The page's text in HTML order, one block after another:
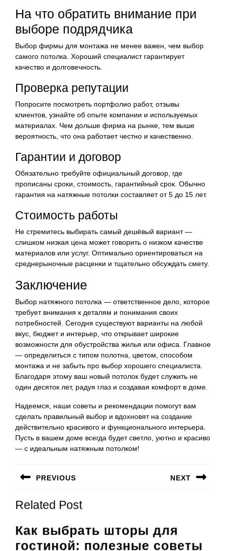
На что обратить внимание при
выборе подрядчика
Выбор фирмы для монтажа не менее важен, чем выбор
самого потолка. Хороший специалист гарантирует
качество и долговечность.
Проверка репутации
Попросите посмотреть портфолио работ, отзывы
клиентов, узнайте об опыте компании и используемых
материалах. Чем дольше фирма на рынке, тем выше
вероятность, что она работает честно и качественно.
Гарантии и договор
Обязательно требуйте официальный договор, где
прописаны сроки, стоимость, гарантийный срок. Обычно
гарантия на натяжные потолки составляет от 5 до 15 лет.
Стоимость работы
Не стремитесь выбирать самый дешёвый вариант —
слишком низкая цена может говорить о низком качестве
материалов или услуг. Оптимально ориентироваться на
среднерыночные расценки и тщательно обсуждать смету.
Заключение
Выбор натяжного потолка — ответственное дело, которое
требует внимания к деталям и понимания своих
потребностей. Сегодня существуют варианты на любой
вкус, бюджет и интерьер, что открывает широкие
возможности для обустройства жилья или офиса. Главное
— определиться с типом полотна, цветом, способом
монтажа и не забыть про выбор хорошего специалиста.
Благодаря этому ваш новый потолок будет служить не
один десяток лет, радуя глаз и создавая комфорт в доме.
Надеемся, наши советы и рекомендации помогут вам
сделать правильный выбор и вдохновят на создание
действительно красивого и функционального интерьера.
Пусть в вашем доме всегда будет светло, уютно и красиво
— с идеальным натяжным потолком!
по
записям
PREVIOUS
запись:
NEXT
Related Post
Как выбрать шторы для
гостиной: полезные советы